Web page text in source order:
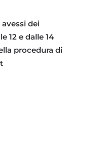
dei
12 e dalle 14
procedura di